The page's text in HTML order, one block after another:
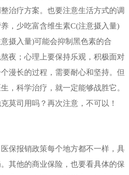
治疗方案。也要注意生活方式的调
，少吃富含维生素C(注意摄入量)
摄入量)可能会抑制黑色素的合
夜；心理上要保持乐观，积极面对
漫长的过程，需要耐心和坚持。但
，科学治疗，就一定能够战胜它。
莫司用吗？再次注意，不可以！
保报销政策每个地方都不一样，具
其他的商业保险，也要看具体的保